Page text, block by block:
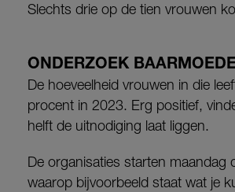
Slechts drie op de tien vrouwen
ONDERZOEK
De hoeveelheid vrouwen in die
procent in 2023. Erg positief,
helft de uitnodiging laat liggen.
De organisaties starten maandag
waarop bijvoorbeeld staat wat je